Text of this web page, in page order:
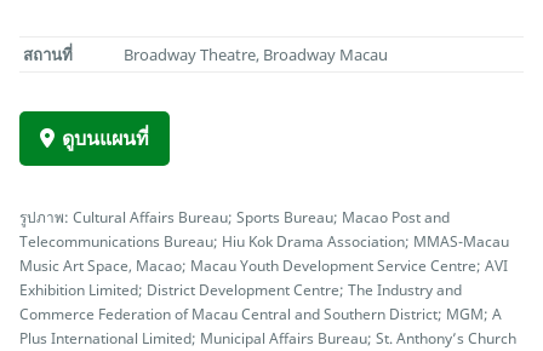
สถานที่ Broadway Theatre, Broadway Macau
ดูบนแผนที่
รูปภาพ: Cultural Affairs Bureau; Sports Bureau; Macao Post and
Telecommunications Bureau; Hiu Kok Drama Association; MMAS-Macau
Music Art Space, Macao; Macau Youth Development Service Centre; AVI
Exhibition Limited; District Development Centre; The Industry and
Commerce Federation of Macau Central and Southern District; MGM; A
Plus International Limited; Municipal Affairs Bureau; St. Anthony’s Church